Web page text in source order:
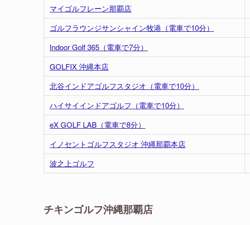
マイゴルフレーン那覇店
ゴルフラウンジサンシャイン牧港（電車で10分）
Indoor Golf 365（電車で7分）
GOLFIX 沖縄本店
北谷インドアゴルフスタジオ（電車で10分）
ハイサイインドアゴルフ（電車で10分）
eX GOLF LAB（電車で8分）
イノセントゴルフスタジオ 沖縄那覇本店
波之上ゴルフ
チキンゴルフ沖縄那覇店